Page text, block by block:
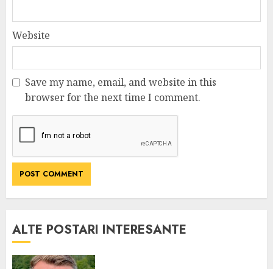
Website
Save my name, email, and website in this
browser for the next time I comment.
ALTE POSTARI INTERESANTE